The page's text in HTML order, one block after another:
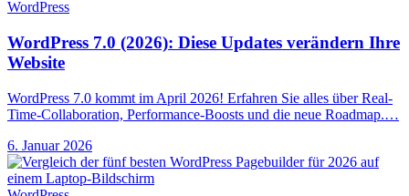
WordPress
WordPress 7.0 (2026): Diese Updates verändern Ihre
Website
WordPress 7.0 kommt im April 2026! Erfahren Sie alles über Real-
Time-Collaboration, Performance-Boosts und die neue Roadmap.…
6. Januar 2026